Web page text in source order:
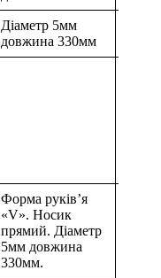
Діаметр 5мм
довжина 330мм
Форма руків’я
«V». Носик
прямий. Діаметр
5мм довжина
330мм.